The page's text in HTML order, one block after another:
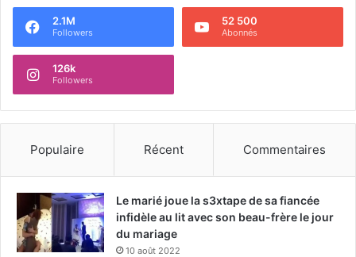
2.1M
Followers
52 500
Abonnés
126k
Followers
Populaire Récent Commentaires
Le marié joue la s3xtape de sa fiancée
infidèle au lit avec son beau-frère le jour
du mariage
10 août 2022